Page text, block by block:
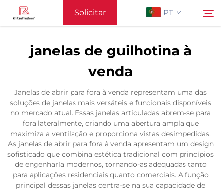
Solicitar PT
Página Inicial
Apoiar
Produtos
Aplicação
Notícias
janelas de guilhotina à
venda
Janelas de abrir para fora à venda representam uma das
soluções de janelas mais versáteis e funcionais disponíveis
no mercado atual. Essas janelas articuladas abrem-se para
fora lateralmente, criando uma abertura ampla que
maximiza a ventilação e proporciona vistas desimpedidas.
As janelas de abrir para fora à venda apresentam um design
sofisticado que combina estética tradicional com princípios
de engenharia modernos, tornando-as adequadas tanto
para aplicações residenciais quanto comerciais. A função
principal dessas janelas centra-se na sua capacidade de